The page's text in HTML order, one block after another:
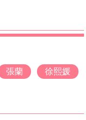
張蘭 徐熙媛